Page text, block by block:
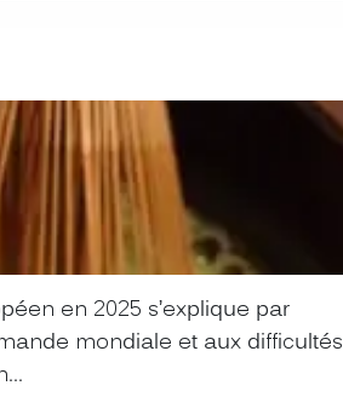
en 2025 s’explique par
mondiale et aux difficultés